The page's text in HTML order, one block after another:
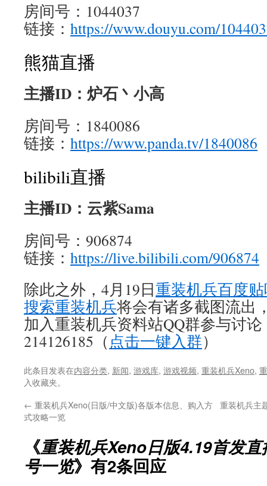
房间号：1044037
链接： https://www.douyu.com/
熊猫直播
主播ID：炉石丶小高
房间号：1840086
链接： https://www.panda.tv/1840086
bilibili直播
主播ID：云紫Sama
房间号：906874
链接： https://live.bilibili.com/906874
除此之外，4月19日重装机兵百度
搜索重装机兵将会有诸多截图流出
加入重装机兵资料站QQ群参与讨
214126185（ 点击一键入群）
此条目发表在内容分类, 新闻, 游戏库, 游戏视频, 重装机兵Xeno,
入收藏夹。
← 重装机兵Xeno(日版/中文版)各版本信息、购入方
式攻略一览
重装机兵主
《重装机兵Xeno日版4.19首发
号一览》有2条回应